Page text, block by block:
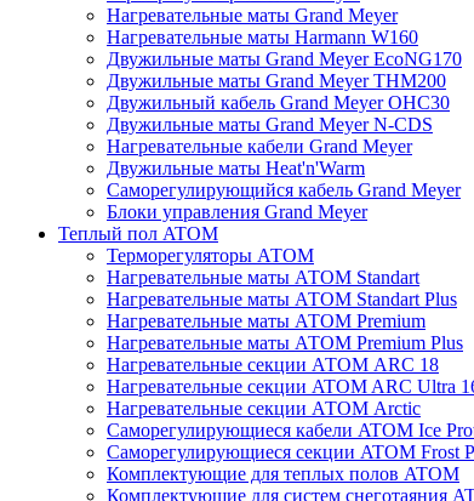
Нагревательные маты Grand Meyer
Нагревательные маты Harmann W160
Двужильные маты Grand Meyer EcoNG170
Двужильные маты Grand Meyer THM200
Двужильный кабель Grand Meyer OHC30
Двужильные маты Grand Meyer N-CDS
Нагревательные кабели Grand Meyer
Двужильные маты Heat'n'Warm
Саморегулирующийся кабель Grand Meyer
Блоки управления Grand Meyer
Теплый пол ATOM
Терморегуляторы АТОМ
Нагревательные маты АТОМ Standart
Нагревательные маты АТОМ Standart Plus
Нагревательные маты АТОМ Premium
Нагревательные маты АТОМ Premium Plus
Нагревательные секции АТОМ ARC 18
Нагревательные секции ATOM ARC Ultra
Нагревательные секции АТОМ Arctic
Саморегулирующиеся кабели ATOM Ice
Саморегулирующиеся секции ATOM Frost
Комплектующие для теплых полов ATOM
Комплектующие для систем снеготаяния